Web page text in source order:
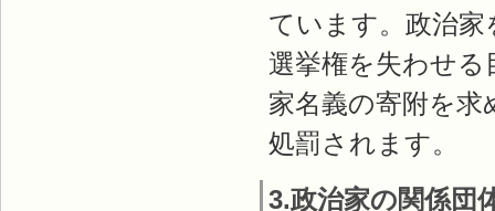
ています。政治
選挙権を失わせ
家名義の寄附を
処罰されます。
3.政治家の関係団